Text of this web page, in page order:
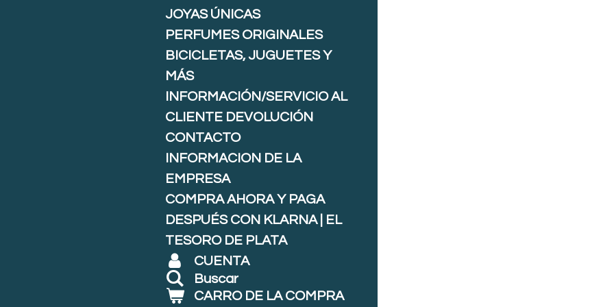
JOYAS ÚNICAS
PERFUMES ORIGINALES
BICICLETAS, JUGUETES Y
MÁS
INFORMACIÓN/SERVICIO AL
CLIENTE DEVOLUCIÓN
CONTACTO
INFORMACION DE LA
EMPRESA
COMPRA AHORA Y PAGA
DESPUÉS CON KLARNA | EL
TESORO DE PLATA
CUENTA
Buscar
CARRO DE LA COMPRA